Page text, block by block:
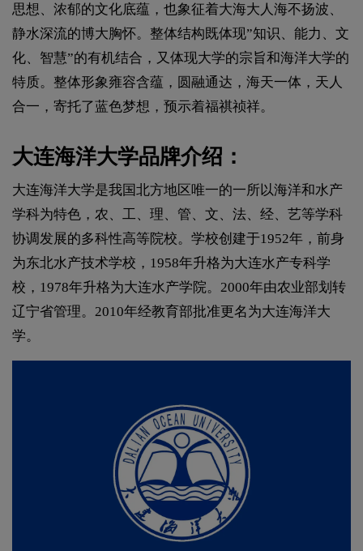
思想、浓郁的文化底蕴，也象征着大海大人海不扬波、
静水深流的博大胸怀。整体结构既体现”知识、能力、文
化、智慧”的有机结合，又体现大学的宗旨和海洋大学的
特质。整体形象雍容含蕴，圆融通达，海天一体，天人
合一，寄托了蓝色梦想，预示着福祺祯祥。
大连海洋大学品牌介绍：
大连海洋大学是我国北方地区唯一的一所以海洋和水产
学科为特色，农、工、理、管、文、法、经、艺等学科
协调发展的多科性高等院校。学校创建于1952年，前身
为东北水产技术学校，1958年升格为大连水产专科学
校，1978年升格为大连水产学院。2000年由农业部划转
辽宁省管理。2010年经教育部批准更名为大连海洋大
学。